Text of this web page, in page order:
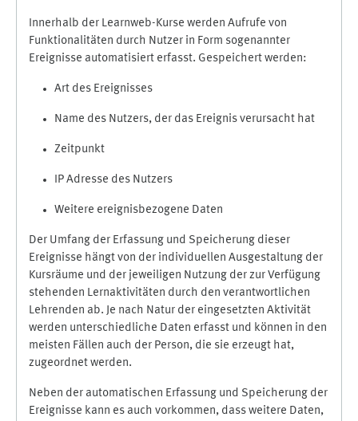
Innerhalb der Learnweb-Kurse werden Aufrufe von
Funktionalitäten durch Nutzer in Form sogenannter
Ereignisse automatisiert erfasst. Gespeichert werden:
Art des Ereignisses
Name des Nutzers, der das Ereignis verursacht hat
Zeitpunkt
IP Adresse des Nutzers
Weitere ereignisbezogene Daten
Der Umfang der Erfassung und Speicherung dieser
Ereignisse hängt von der individuellen Ausgestaltung der
Kursräume und der jeweiligen Nutzung der zur Verfügung
stehenden Lernaktivitäten durch den verantwortlichen
Lehrenden ab. Je nach Natur der eingesetzten Aktivität
werden unterschiedliche Daten erfasst und können in den
meisten Fällen auch der Person, die sie erzeugt hat,
zugeordnet werden.
Neben der automatischen Erfassung und Speicherung der
Ereignisse kann es auch vorkommen, dass weitere Daten,